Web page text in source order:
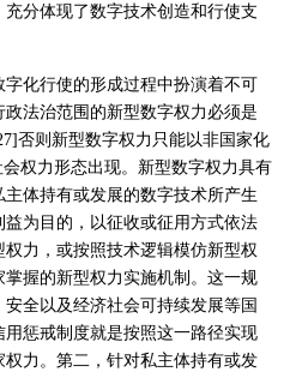
分体现了数字技术创造和行使支
化行使的形成过程中扮演着不可
法治范围的新型数字权力必须是
否则新型数字权力只能以非国家化
权力形态出现。新型数字权力具有
体持有或发展的数字技术所产生
为目的，以征收或征用方式依法
力，或按照技术逻辑模仿新型权
握的新型权力实施机制。这一规
全以及经济社会可持续发展等国
惩戒制度就是按照这一路径实现
力。第二，针对私主体持有或发